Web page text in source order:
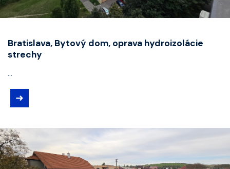
Bratislava, Bytový dom, oprava hydroizolácie
strechy
...
➜